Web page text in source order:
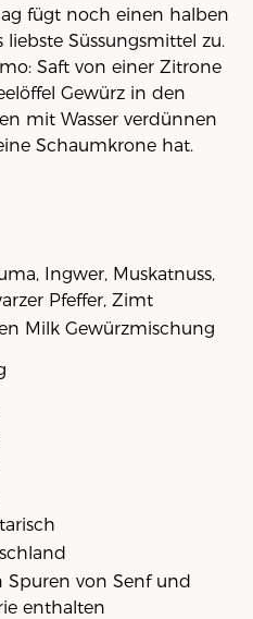
fügt noch einen halben
liebste Süssungsmittel zu.
Saft von einer Zitrone
Gewürz in den
mit Wasser verdünnen
Schaumkrone hat.
Ingwer, Muskatnuss,
Pfeffer, Zimt
Milk Gewürzmischung
Spuren von Senf und
enthalten